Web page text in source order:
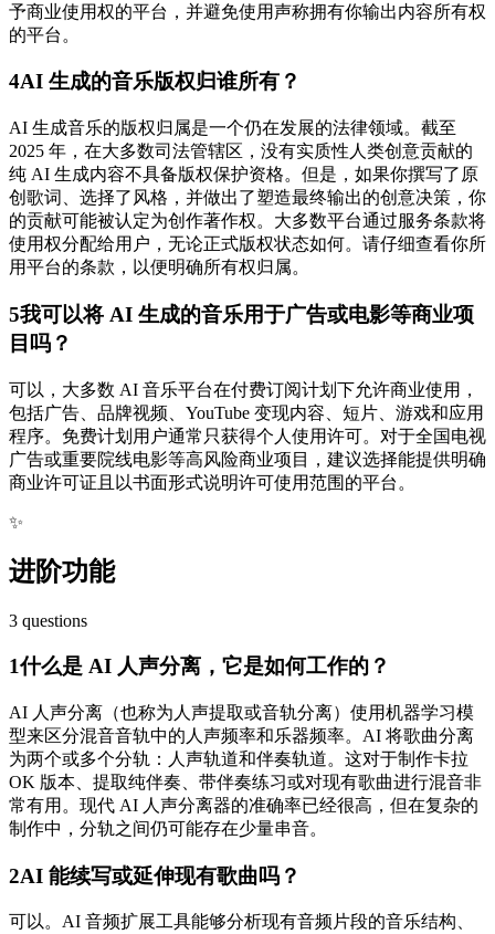
予商业使用权的平台，并避免使用声称拥有你输出内容所有权
的平台。
4AI 生成的音乐版权归谁所有？
AI 生成音乐的版权归属是一个仍在发展的法律领域。截至
2025 年，在大多数司法管辖区，没有实质性人类创意贡献的
纯 AI 生成内容不具备版权保护资格。但是，如果你撰写了原
创歌词、选择了风格，并做出了塑造最终输出的创意决策，你
的贡献可能被认定为创作著作权。大多数平台通过服务条款将
使用权分配给用户，无论正式版权状态如何。请仔细查看你所
用平台的条款，以便明确所有权归属。
5我可以将 AI 生成的音乐用于广告或电影等商业项
目吗？
可以，大多数 AI 音乐平台在付费订阅计划下允许商业使用，
包括广告、品牌视频、YouTube 变现内容、短片、游戏和应用
程序。免费计划用户通常只获得个人使用许可。对于全国电视
广告或重要院线电影等高风险商业项目，建议选择能提供明确
商业许可证且以书面形式说明许可使用范围的平台。
✨
进阶功能
3 questions
1什么是 AI 人声分离，它是如何工作的？
AI 人声分离（也称为人声提取或音轨分离）使用机器学习模
型来区分混音音轨中的人声频率和乐器频率。AI 将歌曲分离
为两个或多个分轨：人声轨道和伴奏轨道。这对于制作卡拉
OK 版本、提取纯伴奏、带伴奏练习或对现有歌曲进行混音非
常有用。现代 AI 人声分离器的准确率已经很高，但在复杂的
制作中，分轨之间仍可能存在少量串音。
2AI 能续写或延伸现有歌曲吗？
可以。AI 音频扩展工具能够分析现有音频片段的音乐结构、